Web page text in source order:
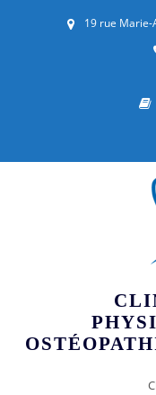
19 rue Marie-